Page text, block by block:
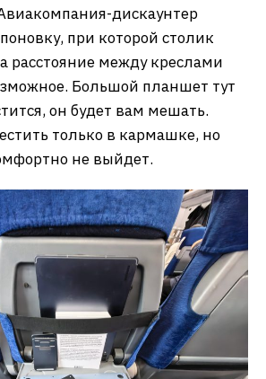
дискаунтер
при которой столик
между креслами
Большой планшет тут
он будет вам мешать.
только в кармашке, но
не выйдет.